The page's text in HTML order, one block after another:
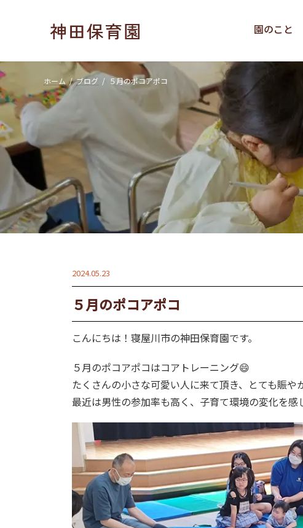
ツ
へ
ス
キ
ッ
プ
シ
ョ
ン
に
移
動
神田保育園 園のこと
ホーム ブログ ５月のポコアポコ
2024.05.23
５月のポコアポコ
こんにちは！寝屋川市の神田保育園です。
５月のポコアポコはコアトレーニング😄
たくさんの小さな可愛い人に来て頂き、とても賑や
最近は男性の参加率も高く、子育て環境の変化を感